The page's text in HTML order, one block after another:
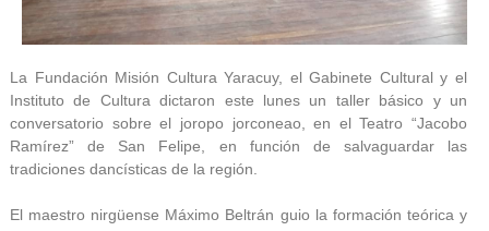
La Fundación Misión Cultura Yaracuy, el Gabinete Cultural y el
Instituto de Cultura dictaron este lunes un taller básico y un
conversatorio sobre el joropo jorconeao, en el Teatro “Jacobo
Ramírez” de San Felipe, en función de salvaguardar las
tradiciones dancísticas de la región.
El maestro nirgüense Máximo Beltrán guio la formación teórica y